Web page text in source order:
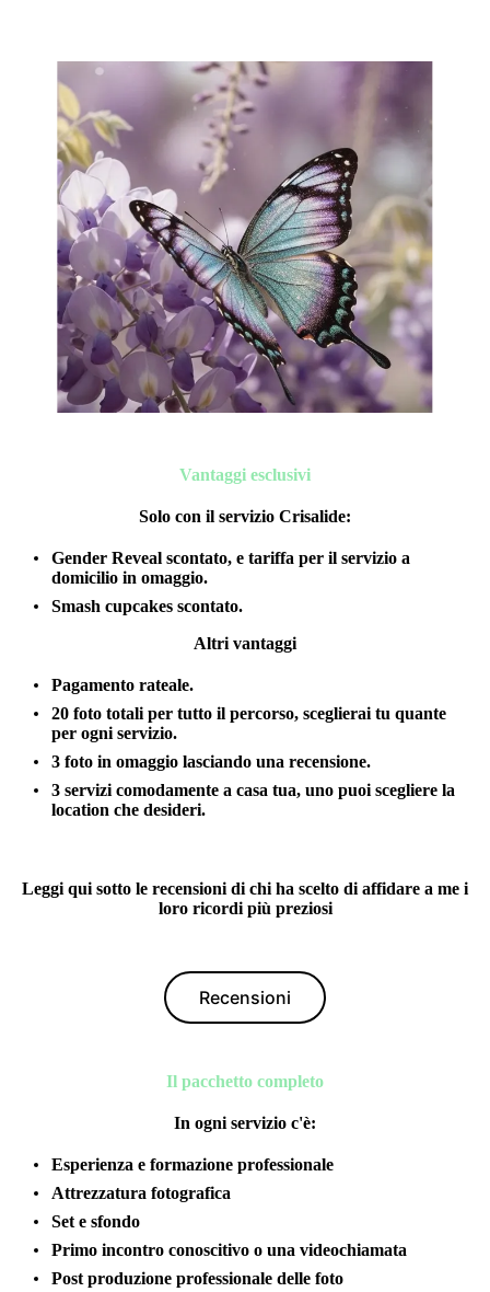
Vantaggi esclusivi
Solo con il servizio Crisalide:
Gender Reveal scontato, e tariffa per il servizio a
domicilio in omaggio.
Smash cupcakes scontato.
Altri vantaggi
Pagamento rateale.
20 foto totali per tutto il percorso, sceglierai tu quante
per ogni servizio.
3 foto in omaggio lasciando una recensione.
3 servizi comodamente a casa tua, uno puoi scegliere la
location che desideri.
Leggi qui sotto le recensioni di chi ha scelto di affidare a me i
loro ricordi più preziosi
Recensioni
Il pacchetto completo
In ogni servizio c'è:
Esperienza e formazione professionale
Attrezzatura fotografica
Set e sfondo
Primo incontro conoscitivo o una videochiamata
Post produzione professionale delle foto